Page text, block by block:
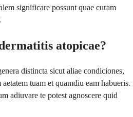
significare possunt quae curam
atopicae?
distincta sicut aliae condiciones,
tuam et quamdiu eam habueris.
adiuvare te potest agnoscere quid